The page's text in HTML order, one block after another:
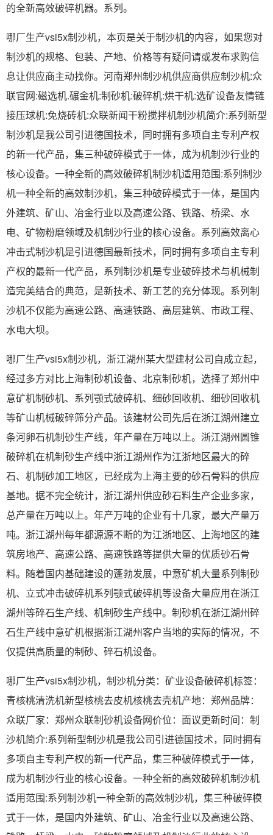
的全新高效破碎机器。系列。
哪厂生产vsi5x制沙机，本页是关于制沙机的内容，如果您对
制沙机的规格、包装、产地、价格等有疑问请或发布求购信
息让供应商主动找你。河南郑州制沙机供应商供应制沙机:众
联官网:磁选机.碾金机:制砂机:破碎机:烘干机:选矿设备友情链
接压球机:免烧砖机:众联新闻干粉搅拌机制沙机简介:系列新型
制沙机是我公司引进德国技术，同时拥有多项自主专利产权
的新一代产品，集三种破碎模式于一体，成为机制沙行业的
核心设备。一种全新的高效破碎机制沙机适用范围:系列制沙
机一种全新的高效制沙机，集三种破碎模式于一体，是国内
外建筑、矿山、冶金行业以及高速公路、铁路、桥梁、水
电、矿物粉磨领域及机制沙行业的核心设备。系列高效离心
冲击式制沙机是引进德国最新技术，同时拥有多项自主专利
产权的最新一代产品，系列制沙机是专业破碎技术与机械制
造完美结合的典范，是新技术、新工艺的充分体现。系列制
沙机不仅能为高速公路、高速铁路、高层建筑、市政工程、
水电大坝。
哪厂生产vsi5x制沙机，浙江湖州某大型建材公司自成立起，
经过多方对比上海制砂机设备、北京制砂机，选择了郑州中
意矿机制砂机、系列颚式破碎机、细砂回收机、细砂回收机
等矿山机械破碎筛分产品。该建材公司先后在浙江湖州建立
条河卵石机制砂生产线，年产量在万吨以上。浙江湖州圆锥
破碎机在机制砂生产线中浙江湖州作为江浙地区最大的碎
石、机制砂加工地区，已经成为上海主要的砂石骨料的供应
基地。据不完全统计，浙江湖州供应砂石料生产企业多家，
总产量在万吨以上。年产万吨的企业有十几家，最大产量万
吨。浙江湖州每年都源源不断的为江浙地区、上海地区的建
筑房地产、高速公路、高速铁路等提供大量的优质砂石骨
料。随着国内基础建设的蓬勃发展，中意矿机大量系列制砂
机、立式冲击破碎机系列颚式破碎机等设备大量应用在浙江
湖州等碎石生产线、机制砂生产线中。制砂机在浙江湖州碎
石生产线中意矿机根据浙江湖州客户当地的实际的情况，不
仅提供高质量的制砂、碎石机设备。
哪厂生产vsi5x制沙机，制沙机分类：矿业设备破碎机标签：
青核桃清洗机新型核桃去皮机核桃去壳机产地：郑州品牌：
众联厂家：郑州众联制砂机设备网价位：面议更新时间：制
沙机简介:系列新型制沙机是我公司引进德国技术，同时拥有
多项自主专利产权的新一代产品，集三种破碎模式于一体，
成为机制沙行业的核心设备。一种全新的高效破碎机制沙机
适用范围:系列制沙机一种全新的高效制沙机，集三种破碎模
式于一体，是国内外建筑、矿山、冶金行业以及高速公路、